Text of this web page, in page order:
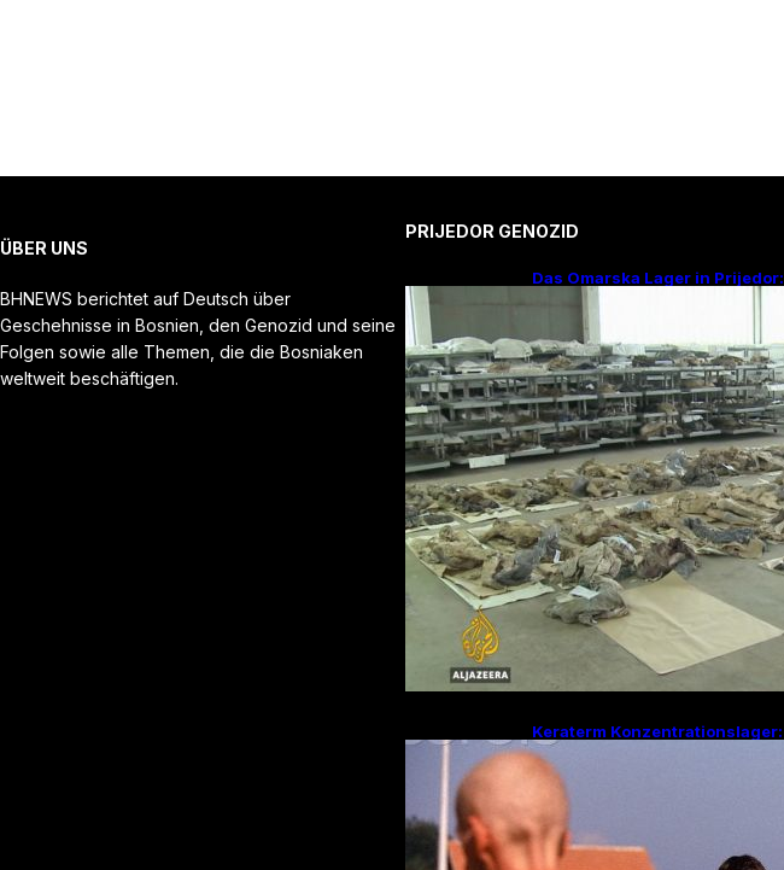
ÜBER UNS
BHNEWS berichtet auf Deutsch über
Geschehnisse in Bosnien, den Genozid und seine
Folgen sowie alle Themen, die die Bosniaken
weltweit beschäftigen.
PRIJEDOR GENOZID
Das Omarska Lager in Prijedor:
Eine Todesfabrik ohne Krieg
Keraterm Konzentrationslager:
Ein düsteres Kapitel des
Bosnienkrieges und serbische
Kriegsverbrechen